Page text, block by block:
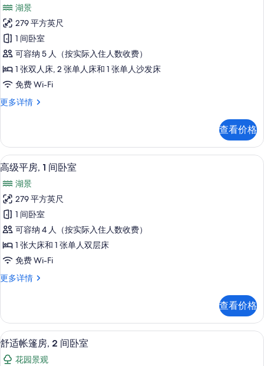
照
片
更
多
信
息
高
级
活
动
屋,
间
室,
双
浴
室,
池
畔
的
所
有
照
湖景
279 平方英尺
1 间卧室
可容纳 5 人（按实际入住人数收费）
1 张双人床, 2 张单人床和 1 张单人沙发床
免费 Wi-Fi
更多详情
高
屋,
间
室,
双
浴
室,
池
畔
更
多
息
查看价格
显
高
级
平
房,
1
间
卧
的
所
有
照
6
高级平房, 1 间卧室
湖景
279 平方英尺
1 间卧室
可容纳 4 人（按实际入住人数收费）
1 张大床和 1 张单人双层床
免费 Wi-Fi
更多详情
高
1
间
卧
室
更
查看价格
显
示
7
舒适帐篷房, 2 间卧室
花园景观